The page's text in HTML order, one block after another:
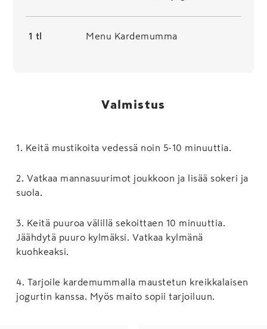
1 tl Menu Kardemumma
Valmistus
1 Keitä mustikoita vedessä noin 5-10 minuuttia.
2
Vatkaa mannasuurimot joukkoon ja lisää sokeri ja
suola.
3
Keitä puuroa välillä sekoittaen 10 minuuttia.
Jäähdytä puuro kylmäksi. Vatkaa kylmänä
kuohkeaksi.
4
Tarjoile kardemummalla maustetun kreikkalaisen
jogurtin kanssa. Myös maito sopii tarjoiluun.